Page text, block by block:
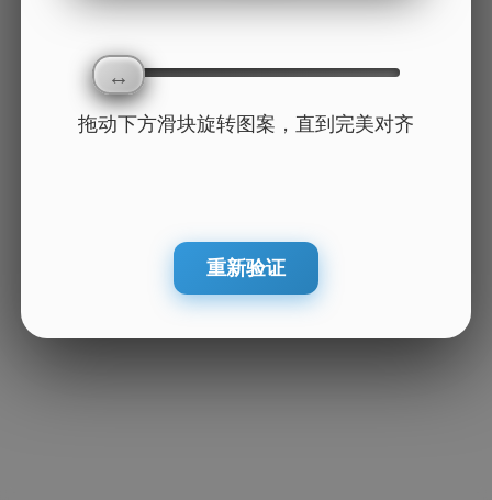
拖动下方滑块旋转图案，直到完美对齐
重新验证